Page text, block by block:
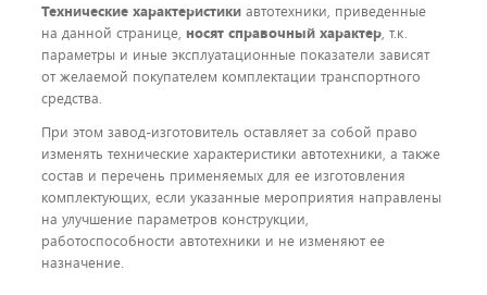
Технические характеристики автотехники, приведенные
на данной странице, носят справочный характер, т.к.
параметры и иные эксплуатационные показатели зависят
от желаемой покупателем комплектации транспортного
средства.
При этом завод-изготовитель оставляет за собой право
изменять технические характеристики автотехники, а также
состав и перечень применяемых для ее изготовления
комплектующих, если указанные мероприятия направлены
на улучшение параметров конструкции,
работоспособности автотехники и не изменяют ее
назначение.